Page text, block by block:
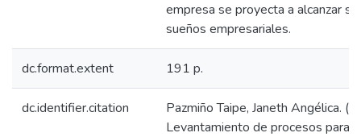
empresa se proyecta a alcanzar
sueños empresariales.
dc.format.extent 191 p.
dc.identifier.citation
Pazmiño Taipe, Janeth Angélica.
Levantamiento de procesos para